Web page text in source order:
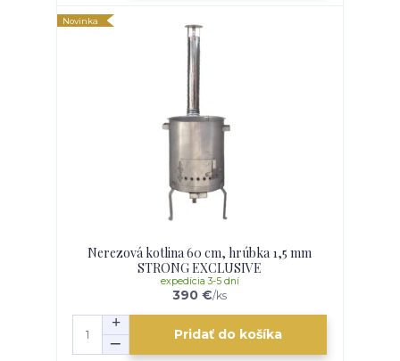
Novinka
Nerezová kotlina 60 cm, hrúbka 1,5 mm
STRONG EXCLUSIVE
390 €/ks
expedícia 3-5 dní
Pridať do košíka